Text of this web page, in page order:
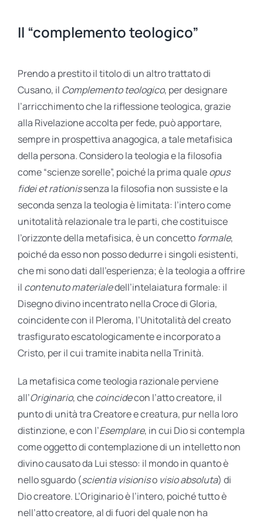
Il “complemento teologico”
Prendo a prestito il titolo di un altro trattato di
Cusano, il Complemento teologico, per designare
l’arricchimento che la riflessione teologica, grazie
alla Rivelazione accolta per fede, può apportare,
sempre in prospettiva anagogica, a tale metafisica
della persona. Considero la teologia e la filosofia
come “scienze sorelle”, poiché la prima qualeopus
fidei et rationissenza la filosofia non sussiste e la
seconda senza la teologia è limitata: l’intero come
unitotalità relazionale tra le parti, che costituisce
l’orizzonte della metafisica, è un concetto formale,
poiché da esso non posso dedurre i singoli esistenti,
che mi sono dati dall’esperienza; è la teologia a offrire
il contenuto materialedell’intelaiatura formale: il
Disegno divino incentrato nella Croce di Gloria,
coincidente con il Pleroma, l’Unitotalità del creato
trasfigurato escatologicamente e incorporato a
Cristo, per il cui tramite inabita nella Trinità.
La metafisica come teologia razionale perviene
all’Originario, checoincidecon l’atto creatore, il
punto di unità tra Creatore e creatura, pur nella loro
distinzione, e con l’Esemplare, in cui Dio si contempla
come oggetto di contemplazione di un intelletto non
divino causato da Lui stesso: il mondo in quanto è
nello sguardo (scientia visioniso visio absoluta) di
Dio creatore. L’Originario è l’intero, poiché tutto è
nell’atto creatore, al di fuori del quale non ha